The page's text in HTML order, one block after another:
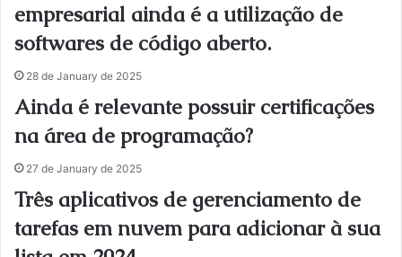
empresarial ainda é a utilização de
softwares de código aberto.
28 de January de 2025
Ainda é relevante possuir certificações
na área de programação?
27 de January de 2025
Três aplicativos de gerenciamento de
tarefas em nuvem para adicionar à sua